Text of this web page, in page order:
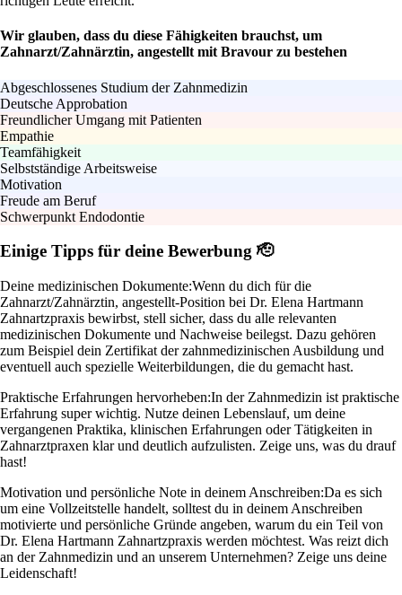
Wir glauben, dass du diese Fähigkeiten brauchst, um
Zahnarzt/Zahnärztin, angestellt mit Bravour zu bestehen
Abgeschlossenes Studium der Zahnmedizin
Deutsche Approbation
Freundlicher Umgang mit Patienten
Empathie
Teamfähigkeit
Selbstständige Arbeitsweise
Motivation
Freude am Beruf
Schwerpunkt Endodontie
Einige Tipps für deine Bewerbung 🫡
Deine medizinischen Dokumente:Wenn du dich für die
Zahnarzt/Zahnärztin, angestellt-Position bei Dr. Elena Hartmann
Zahnartzpraxis bewirbst, stell sicher, dass du alle relevanten
medizinischen Dokumente und Nachweise beilegst. Dazu gehören
zum Beispiel dein Zertifikat der zahnmedizinischen Ausbildung und
eventuell auch spezielle Weiterbildungen, die du gemacht hast.
Praktische Erfahrungen hervorheben:In der Zahnmedizin ist praktische
Erfahrung super wichtig. Nutze deinen Lebenslauf, um deine
vergangenen Praktika, klinischen Erfahrungen oder Tätigkeiten in
Zahnarztpraxen klar und deutlich aufzulisten. Zeige uns, was du drauf
hast!
Motivation und persönliche Note in deinem Anschreiben:Da es sich
um eine Vollzeitstelle handelt, solltest du in deinem Anschreiben
motivierte und persönliche Gründe angeben, warum du ein Teil von
Dr. Elena Hartmann Zahnartzpraxis werden möchtest. Was reizt dich
an der Zahnmedizin und an unserem Unternehmen? Zeige uns deine
Leidenschaft!